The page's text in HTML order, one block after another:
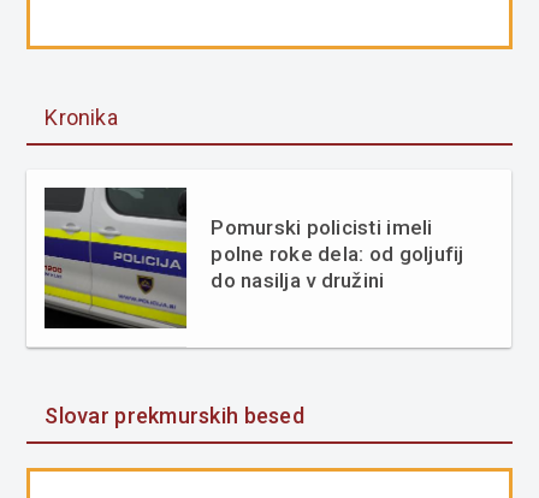
Kronika
Pomurski policisti imeli
polne roke dela: od goljufij
do nasilja v družini
Slovar prekmurskih besed